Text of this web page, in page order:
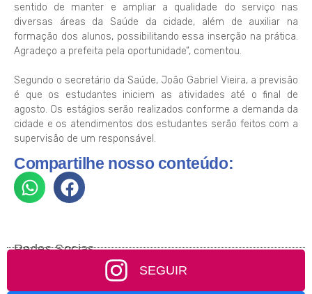
sentido de manter e ampliar a qualidade do serviço nas
diversas áreas da Saúde da cidade, além de auxiliar na
formação dos alunos, possibilitando essa inserção na prática.
Agradeço a prefeita pela oportunidade”, comentou.
Segundo o secretário da Saúde, João Gabriel Vieira, a previsão
é que os estudantes iniciem as atividades até o final de
agosto. Os estágios serão realizados conforme a demanda da
cidade e os atendimentos dos estudantes serão feitos com a
supervisão de um responsável.
Compartilhe nosso conteúdo:
Redes Socias
SEGUIR